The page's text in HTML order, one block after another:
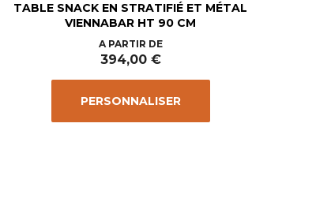
TABLE SNACK EN STRATIFIÉ ET MÉTAL
VIENNABAR HT 90 CM
Prix
A PARTIR DE
394,00 €
PERSONNALISER